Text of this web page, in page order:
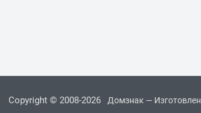
Copyright © 2008-2026 Домзнак —